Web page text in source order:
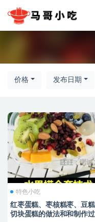
价格 发布日期
特色小吃
红枣蛋糕、枣核糕枣、豆
切块蛋糕的做法和和制作